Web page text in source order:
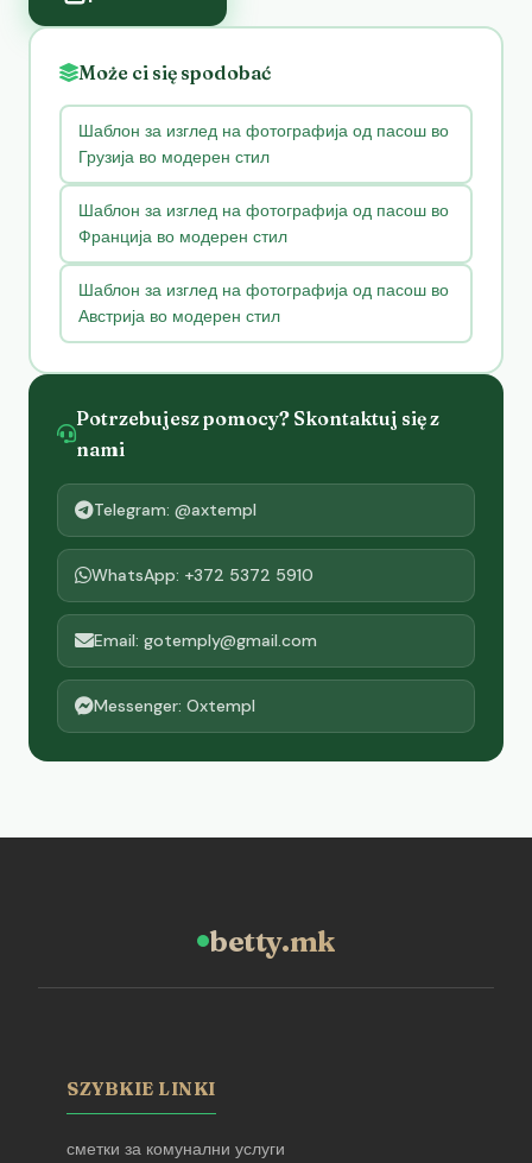
Może ci się spodobać
Шаблон за изглед на фотографија од пасош во
Грузија во модерен стил
Шаблон за изглед на фотографија од пасош во
Франција во модерен стил
Шаблон за изглед на фотографија од пасош во
Австрија во модерен стил
Potrzebujesz pomocy? Skontaktuj się z
nami
Telegram: @axtempl
WhatsApp: +372 5372 5910
Email: gotemply@gmail.com
Messenger: Oxtempl
betty.mk
SZYBKIE LINKI
сметки за комунални услуги